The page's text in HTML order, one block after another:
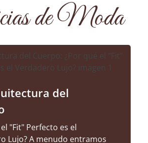
de Moda
del
"Fit" Perfecto es el
Lujo? A menudo entramos